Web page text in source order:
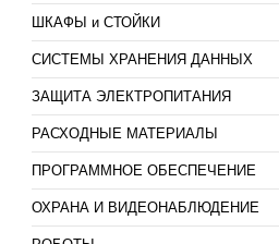
ШКАФЫ и СТОЙКИ
СИСТЕМЫ ХРАНЕНИЯ ДАННЫХ
ЗАЩИТА ЭЛЕКТРОПИТАНИЯ
РАСХОДНЫЕ МАТЕРИАЛЫ
ПРОГРАММНОЕ ОБЕСПЕЧЕНИЕ
ОХРАНА И ВИДЕОНАБЛЮДЕНИЕ